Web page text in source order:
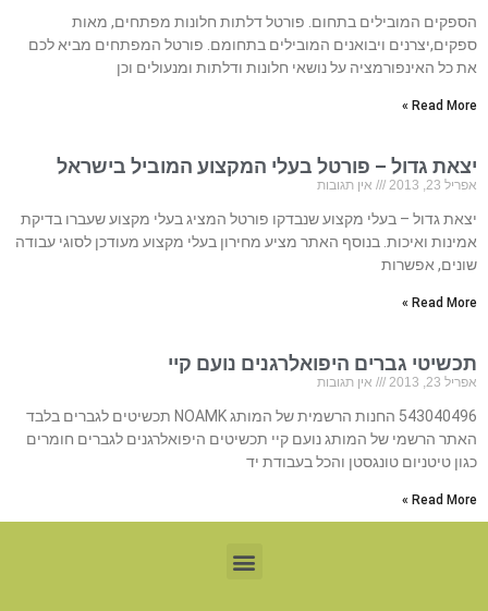
הספקים המובילים בתחום. פורטל דלתות חלונות מפתחים, מאות
ספקים,יצרנים ויבואנים המובילים בתחומם. פורטל המפתחים מביא לכם
את כל האינפורמציה על נושאי חלונות ודלתות ומנעולים וכן
Read More »
יצאת גדול – פורטל בעלי המקצוע המוביל בישראל
אפריל 23, 2013 אין תגובות
יצאת גדול – בעלי מקצוע שנבדקו פורטל המציג בעלי מקצוע שעברו בדיקת
אמינות ואיכות. בנוסף האתר מציע מחירון בעלי מקצוע מעודכן לסוגי עבודה
שונים, אפשרות
Read More »
תכשיטי גברים היפואלרגנים נועם קיי
אפריל 23, 2013 אין תגובות
543040496 החנות הרשמית של המותג NOAMK תכשיטים לגברים בלבד
האתר הרשמי של המותג נועם קיי תכשיטים היפואלרגנים לגברים חומרים
כגון טיטניום טונגסטן והכל בעבודת יד
Read More »